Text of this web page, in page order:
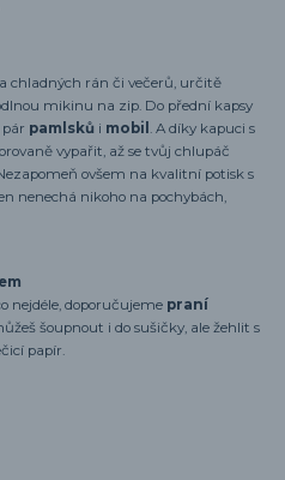
chladných rán či večerů, určitě
mikinu na zip. Do přední kapsy
pamlsků i mobil . A díky kapuci s
vypařit, až se tvůj chlupáč
ovšem na kvalitní potisk s
nenechá nikoho na pochybách,
nejdéle, doporučujeme praní
šoupnout i do sušičky, ale žehlit s
papír.